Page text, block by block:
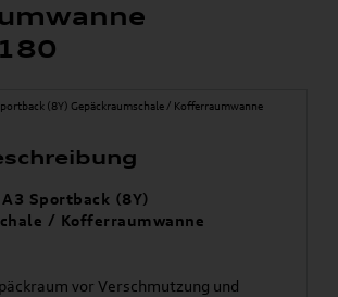
Sportback (8Y)
/ Kofferraumwanne
vor Verschmutzung und